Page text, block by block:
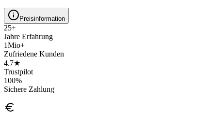
Preisinformation
25+
Jahre Erfahrung
1Mio+
Zufriedene Kunden
4.7★
Trustpilot
100%
Sichere Zahlung